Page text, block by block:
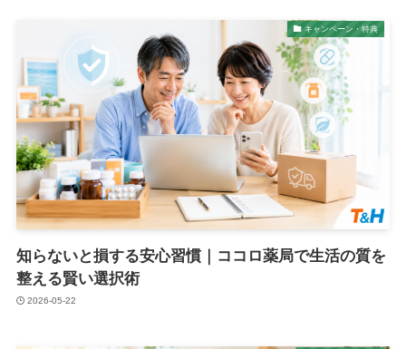
キャンペーン・特典
知らないと損する安心習慣｜ココロ薬局で生活の質を
整える賢い選択術
2026-05-22